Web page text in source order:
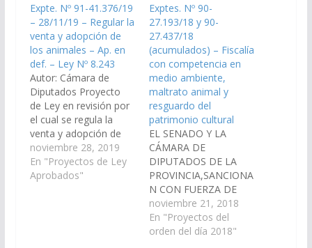
Expte. Nº 91-41.376/19
– 28/11/19 – Regular la
venta y adopción de
los animales – Ap. en
def. – Ley Nº 8.243
Autor: Cámara de
Diputados Proyecto
de Ley en revisión por
el cual se regula la
venta y adopción de
los animales de
compañía. (Expte. Nº
91-41.376/19, a la
noviembre 28, 2019
En "Proyectos de Ley
Aprobados"
Exptes. Nº 90-
27.193/18 y 90-
27.437/18
(acumulados) – Fiscalía
con competencia en
medio ambiente,
maltrato animal y
resguardo del
patrimonio cultural
EL SENADO Y LA
CÁMARA DE
DIPUTADOS DE LA
PROVINCIA,SANCIONA
N CON FUERZA DE
LEY CAPÍTULO I De las
Fiscalías Ambientales
Artículo 1°.- Créase en
noviembre 21, 2018
En "Proyectos del
orden del día 2018"